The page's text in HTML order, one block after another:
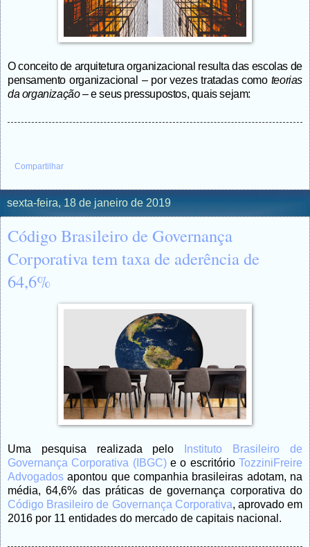
O conceito de arquitetura organizacional resulta das escolas de
pensamento organizacional – por vezes tratadas como teorias
da organização –e seus pressupostos, quais sejam:
Compartilhar
sexta-feira, 18 de janeiro de 2019
Código Brasileiro de Governança
Corporativa tem taxa de aderência de
64,6%
Uma pesquisa realizada pelo
Instituto Brasileiro de
Governança Corporativa (IBGC)e o escritórioTozziniFreire
Advogados apontou que companhia brasileiras adotam, na
média, 64,6% das práticas de governança corporativa do
Código Brasileiro de Governança Corporativa, aprovado em
2016 por 11 entidades do mercado de capitais nacional.